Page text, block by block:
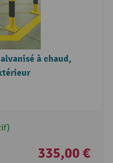
à chaud,
335,00 €